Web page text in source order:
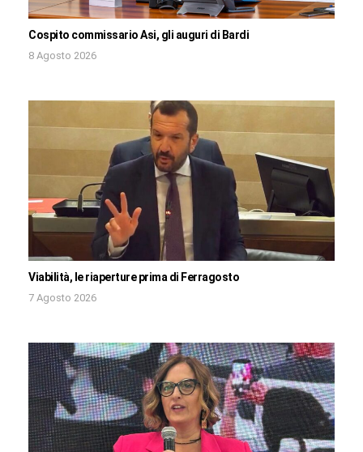
Cospito commissario Asi, gli auguri di Bardi
8 Agosto 2026
Viabilità, le riaperture prima di Ferragosto
7 Agosto 2026